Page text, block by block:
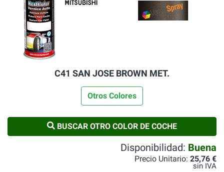
C41 SAN JOSE BROWN MET.
Otros Colores
BUSCAR OTRO COLOR DE COCHE
Disponibilidad: Buena
Precio Unitario: 25,76 €
sin IVA